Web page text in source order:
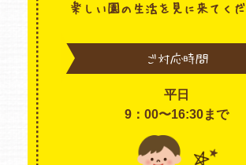
楽しい園の生活を見に来てくだ
ご対応時間
平日
9：00〜16:30まで